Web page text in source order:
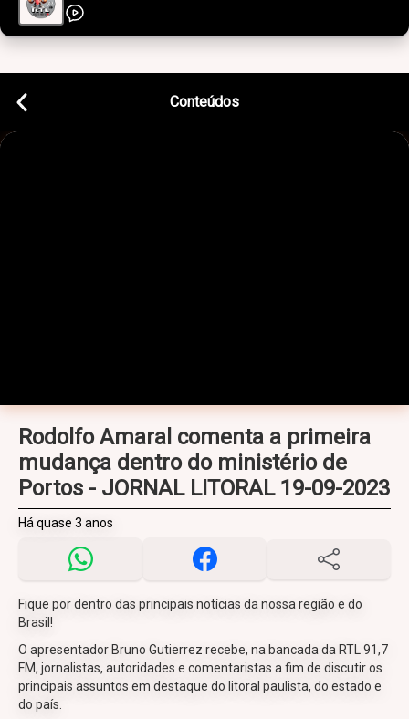
Conteúdos
Rodolfo Amaral comenta a primeira
mudança dentro do ministério de
Portos - JORNAL LITORAL 19-09-2023
Há quase 3 anos
Fique por dentro das principais notícias da nossa região e do
Brasil!
O apresentador Bruno Gutierrez recebe, na bancada da RTL 91,7
FM, jornalistas, autoridades e comentaristas a fim de discutir os
principais assuntos em destaque do litoral paulista, do estado e
do país.